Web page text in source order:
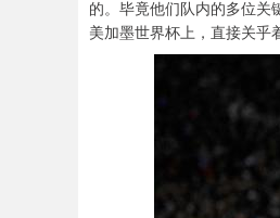
的。毕竟他们队内的多位关
美加墨世界杯上，直接关乎